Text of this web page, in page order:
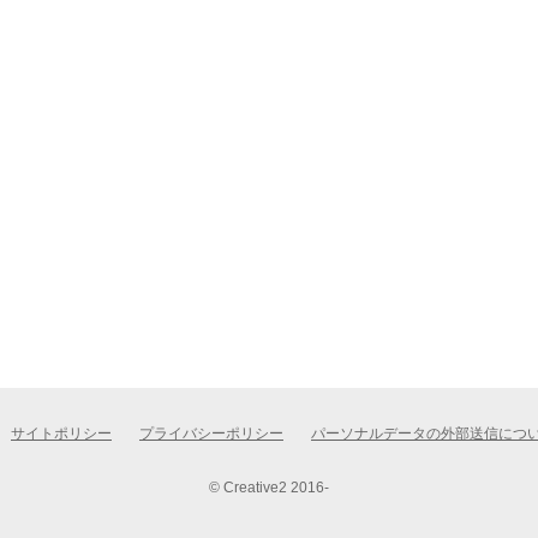
サイトポリシー プライバシーポリシー パーソナルデータの外部送信につ
© Creative2 2016-